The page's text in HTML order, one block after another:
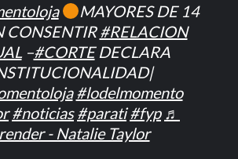
MAYORES DE 14
CONSENTIR#RELACION
–#CORTEDECLARA
#lodelmomento
#noticias #parati #fyp ♬
- Natalie Taylor